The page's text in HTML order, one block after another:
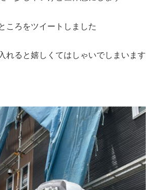
ころをツイートしました
れると嬉しくてはしゃいでしまいます